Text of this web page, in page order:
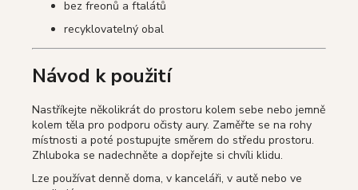
bez freonů a ftalátů
recyklovatelný obal
Návod k použití
Nastříkejte několikrát do prostoru kolem sebe nebo jemně
kolem těla pro podporu očisty aury. Zaměřte se na rohy
místnosti a poté postupujte směrem do středu prostoru.
Zhluboka se nadechněte a dopřejte si chvíli klidu.
Lze používat denně doma, v kanceláři, v autě nebo ve